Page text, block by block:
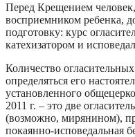
Перед Крещением
восприемником ребенка,
подготовку: курс
катехизатором и
Количество
определяться его
установленного
2011 г. – это две
(возможно, мирянином),
покаянно-исповедальная